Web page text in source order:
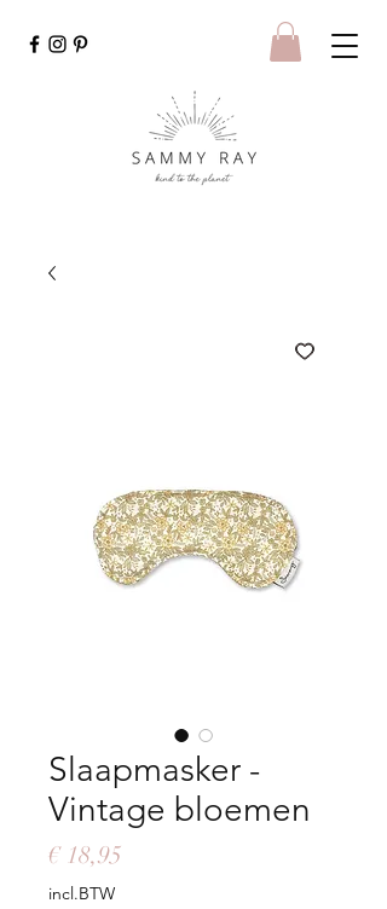
Slaapmasker -
Vintage bloemen
€ 18,95
incl.BTW